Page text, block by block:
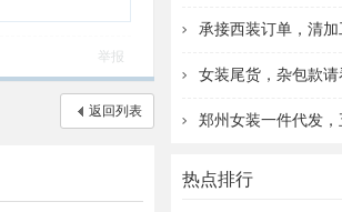
举报
返回列表
承接西装订单，清
女装尾货，杂包款
郑州女装一件代发
热点排行